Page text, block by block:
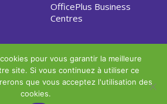
OfficePlus Business
Centres
Copyright © 2026
Arrêter Fumer.
droits réservés.
psychologues, psychothérapeutes et
pour vous garantir la meilleure
site. Si vous continuez à utiliser ce
que vous acceptez l'utilisation des
cookies.